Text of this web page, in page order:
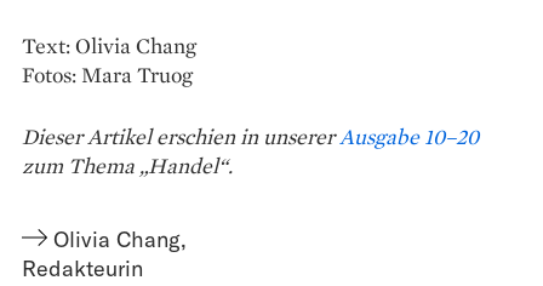
Text: Olivia Chang
Fotos: Mara Truog
Dieser Artikel erschien in unsererAusgabe 10–20
zum Thema „Handel“.
Olivia Chang,
Redakteurin